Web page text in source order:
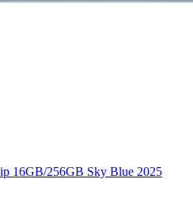
16GB/256GB Sky Blue 2025